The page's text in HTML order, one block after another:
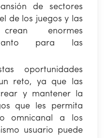
de sectores
de los juegos y las
crean enormes
tanto para las
oportunidades
reto, ya que las
y mantener la
que les permita
omnicanal a los
usuario puede